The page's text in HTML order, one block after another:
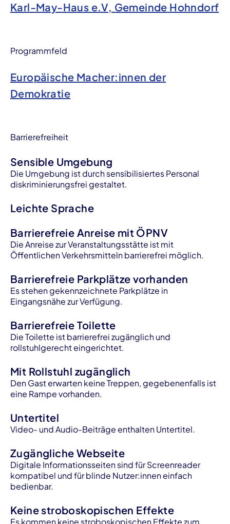
Karl-May-Haus e.V, Gemeinde Hohndorf
Programmfeld
Europäische Macher:innen der
Demokratie
Barrierefreiheit
Sensible Umgebung
Die Umgebung ist durch sensibilisiertes Personal
diskriminierungsfrei gestaltet.
Leichte Sprache
Barrierefreie Anreise mit ÖPNV
Die Anreise zur Veranstaltungsstätte ist mit
Öffentlichen Verkehrsmitteln barrierefrei möglich.
Barrierefreie Parkplätze vorhanden
Es stehen gekennzeichnete Parkplätze in
Eingangsnähe zur Verfügung.
Barrierefreie Toilette
Die Toilette ist barrierefrei zugänglich und
rollstuhlgerecht eingerichtet.
Mit Rollstuhl zugänglich
Den Gast erwarten keine Treppen, gegebenenfalls ist
eine Rampe vorhanden.
Untertitel
Video- und Audio-Beiträge enthalten Untertitel.
Zugängliche Webseite
Digitale Informationsseiten sind für Screenreader
kompatibel und für blinde Nutzer:innen einfach
bedienbar.
Keine stroboskopischen Effekte
Es kommen keine stroboskopischen Effekte zum